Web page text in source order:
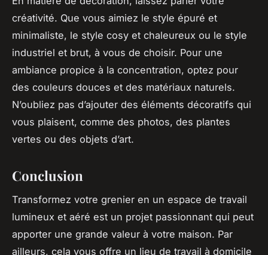
créativité. Que vous aimiez le style épuré et
minimaliste, le style cosy et chaleureux ou le style
industriel et brut, à vous de choisir. Pour une
ambiance propice à la concentration, optez pour
des couleurs douces et des matériaux naturels.
N’oubliez pas d’ajouter des éléments décoratifs qui
vous plaisent, comme des photos, des plantes
vertes ou des objets d’art.
Conclusion
Transformez votre grenier en un espace de travail
lumineux et aéré est un projet passionnant qui peut
apporter une grande valeur à votre maison. Par
ailleurs, cela vous offre un lieu de travail à domicile